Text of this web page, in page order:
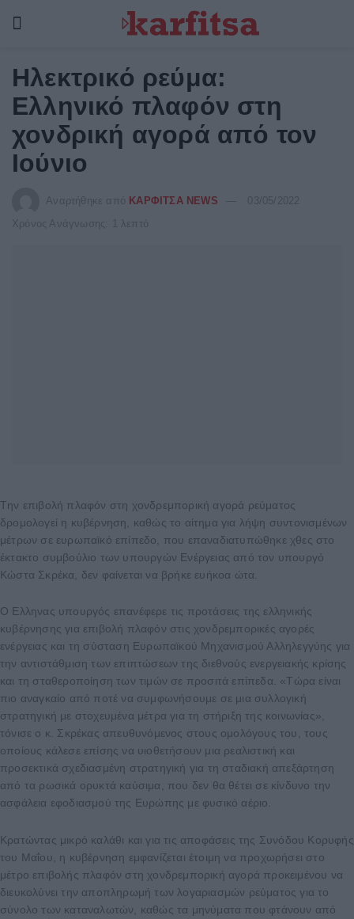
Ηλεκτρικό ρεύμα:
Ελληνικό πλαφόν στη
χονδρική αγορά από τον
Ιούνιο
Αναρτήθηκε από ΚΑΡΦΙΤΣΑ NEWS
03/05/2022
Χρόνος Ανάγνωσης: 1 λεπτό
Tην επιβολή πλαφόν στη χονδρεμπορική αγορά ρεύματος
δρομολογεί η κυβέρνηση, καθώς το αίτημα για λήψη συντονισμένων
μέτρων σε ευρωπαϊκό επίπεδο, που επαναδιατυπώθηκε χθες στο
έκτακτο συμβούλιο των υπουργών Ενέργειας από τον υπουργό
Κώστα Σκρέκα, δεν φαίνεται να βρήκε ευήκοα ώτα.
Ο Ελληνας υπουργός επανέφερε τις προτάσεις της ελληνικής
κυβέρνησης για επιβολή πλαφόν στις χονδρεμπορικές αγορές
ενέργειας και τη σύσταση Ευρωπαϊκού Μηχανισμού Αλληλεγγύης για
την αντιστάθμιση των επιπτώσεων της διεθνούς ενεργειακής κρίσης
και τη σταθεροποίηση των τιμών σε προσιτά επίπεδα. «Τώρα είναι
πιο αναγκαίο από ποτέ να συμφωνήσουμε σε μια συλλογική
στρατηγική με στοχευμένα μέτρα για τη στήριξη της κοινωνίας»,
τόνισε ο κ. Σκρέκας απευθυνόμενος στους ομολόγους του, τους
οποίους κάλεσε επίσης να υιοθετήσουν μια ρεαλιστική και
προσεκτικά σχεδιασμένη στρατηγική για τη σταδιακή απεξάρτηση
από τα ρωσικά ορυκτά καύσιμα, που δεν θα θέτει σε κίνδυνο την
ασφάλεια εφοδιασμού της Ευρώπης με φυσικό αέριο.
Κρατώντας μικρό καλάθι και για τις αποφάσεις της Συνόδου Κορυφής
του Μαΐου, η κυβέρνηση εμφανίζεται έτοιμη να προχωρήσει στο
μέτρο επιβολής πλαφόν στη χονδρεμπορική αγορά προκειμένου να
διευκολύνει την αποπληρωμή των λογαριασμών ρεύματος για το
σύνολο των καταναλωτών, καθώς τα μηνύματα που φτάνουν από